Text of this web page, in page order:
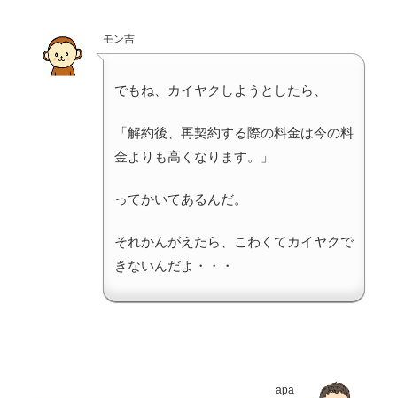
モン吉
でもね、カイヤクしようとしたら、
「解約後、再契約する際の料金は今の料
金よりも高くなります。」
ってかいてあるんだ。
それかんがえたら、こわくてカイヤクで
きないんだよ・・・
apa